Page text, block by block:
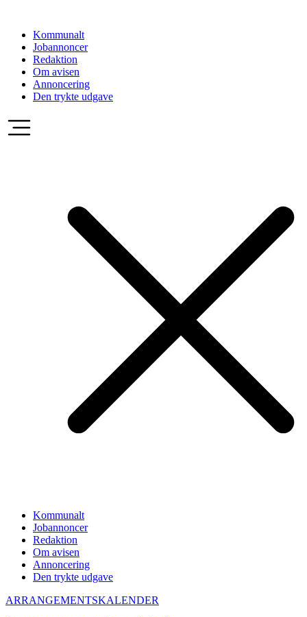
indholdKommunalt
Jobannoncer
Redaktion
Om avisen
Annoncering
Den trykte udgave
Kommunalt
Jobannoncer
Redaktion
Om avisen
Annoncering
Den trykte udgave
ARRANGEMENTSKALENDER